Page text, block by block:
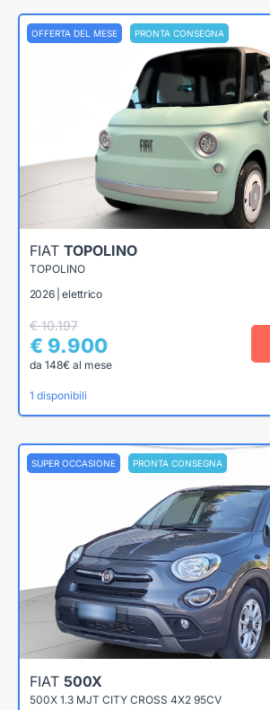
OFFERTA DEL MESE PRONTA CONSEGNA
FIAT TOPOLINO
TOPOLINO
2026 | elettrico
€ 10.197
€ 9.900
da 148€ al mese
1 disponibili
SUPER OCCASIONE PRONTA CONSEGNA
FIAT 500X
500X 1.3 MJT CITY CROSS 4X2 95CV